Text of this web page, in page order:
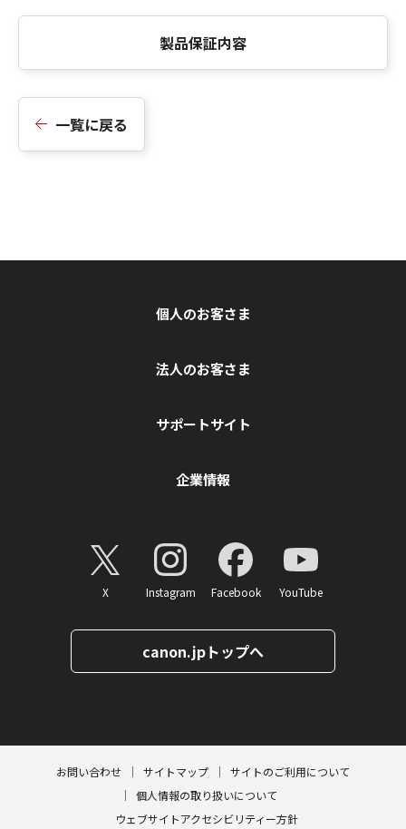
製品保証内容
一覧に戻る
個人のお客さま
法人のお客さま
サポートサイト
企業情報
X Instagram Facebook YouTube
canon.jpトップへ
お問い合わせ サイトマップ
サイトのご利用について
個人情報の取り扱いについて
ウェブサイトアクセシビリティー方針